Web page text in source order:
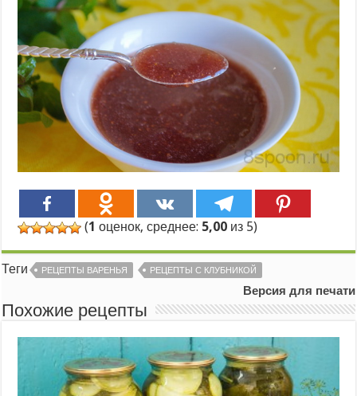
(1 оценок, среднее: 5,00 из 5)
Теги РЕЦЕПТЫ ВАРЕНЬЯ РЕЦЕПТЫ С КЛУБНИКОЙ
Версия для печати
Похожие рецепты